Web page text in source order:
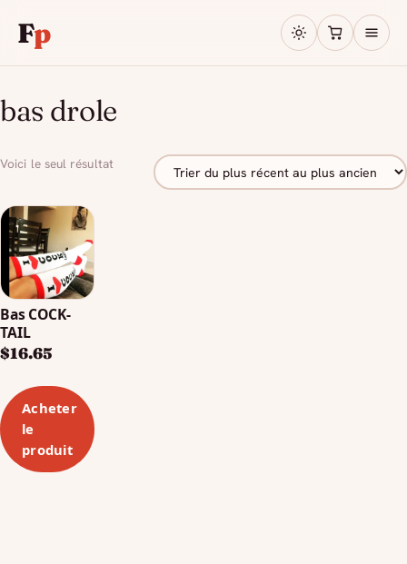
Fp
bas drole
Voici le seul résultat
Bas COCK-
TAIL
$16.65
Acheter
le
produit